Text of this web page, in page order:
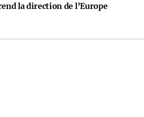
la direction de l’Europe